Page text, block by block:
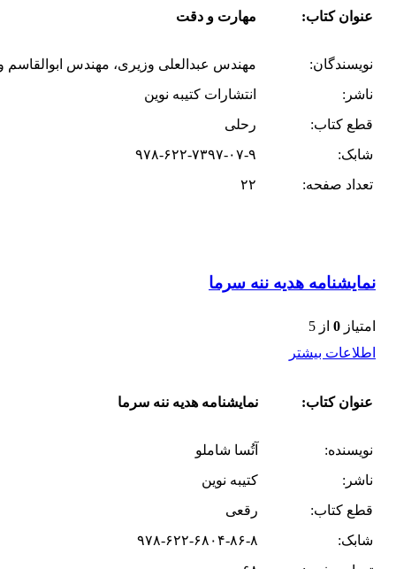
عنوان کتاب: مهارت و دقت
نویسندگان:
مهندس عبدالعلی وزیری، مهندس ابوالقاسم
ناشر:
انتشارات کتیبه نوین
قطع کتاب:
رحلی
شابک:
۹۷۸-۶۲۲-۷۳۹۷-۰۷-۹
تعداد صفحه:
۲۲
نمایشنامه هدیه ننه سرما
امتیاز 0 از 5
اطلاعات بیشتر
عنوان کتاب: نمایشنامه هدیه ننه سرما
نویسنده:
آتُسا شاملو
ناشر:
کتیبه نوین
قطع کتاب:
رقعی
شابک:
۹۷۸-۶۲۲-۶۸۰۴-۸۶-۸